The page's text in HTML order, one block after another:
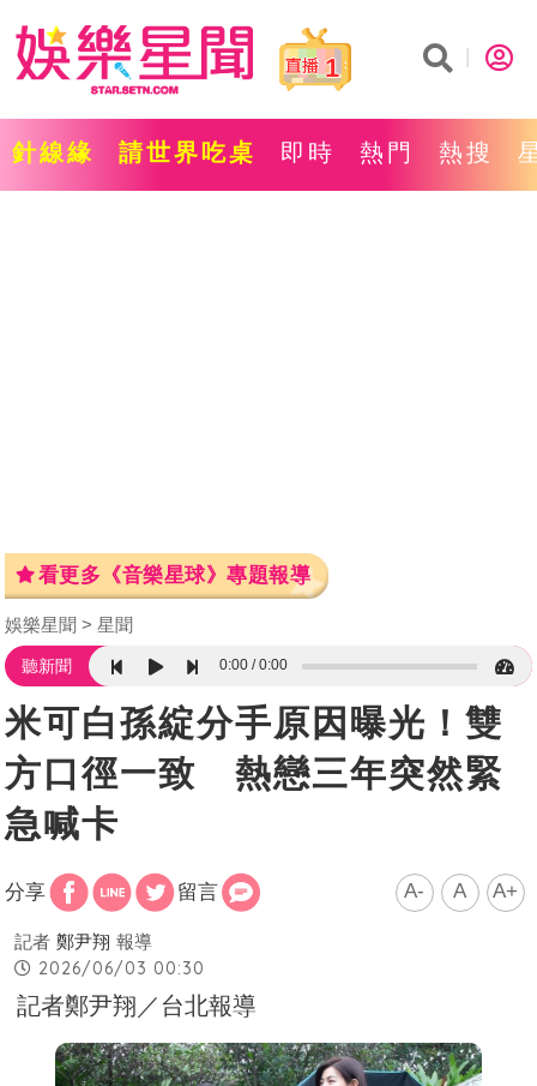
1
針線緣 請世界吃桌 即時 熱門 熱搜
看更多《音樂星球》專題報導
娛樂星聞 星聞
聽新聞 0:00 0:00
米可白孫綻分手原因曝光！雙
方口徑一致 熱戀三年突然緊
急喊卡
分享 留言 A- A A+
記者 鄭尹翔 報導
2026/06/03 00:30
記者鄭尹翔／台北報導